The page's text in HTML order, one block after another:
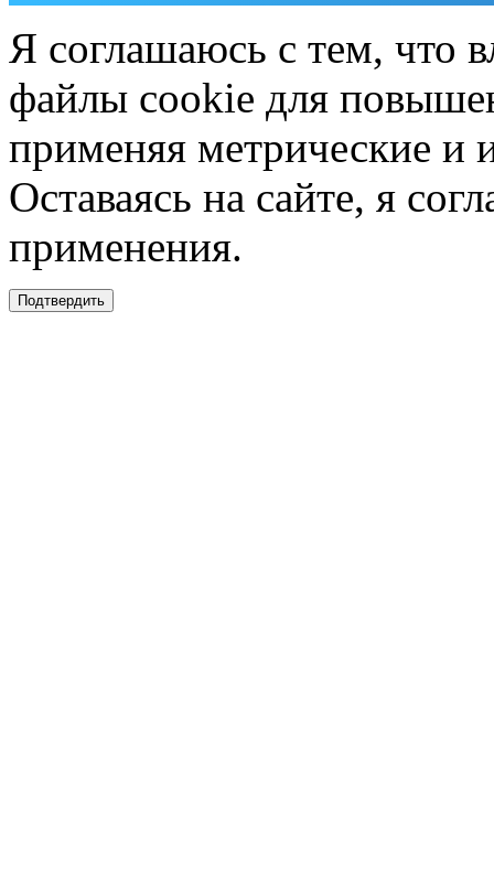
Я соглашаюсь с тем, что
файлы cookie для
применяя метрические и
Оставаясь на сайте, я
применения.
Подтвердить